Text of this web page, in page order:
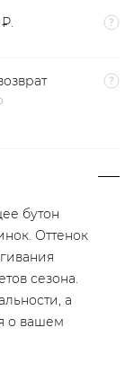
бутон
Оттенок
сезона.
а
о вашем